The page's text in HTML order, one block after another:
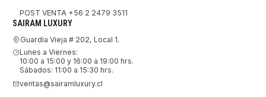
POST VENTA +56 2 2479 3511
SAIRAM LUXURY
Guardia Vieja # 202, Local 1.
Lunes a Viernes:
10:00 a 15:00 y 16:00 a 19:00 hrs.
Sábados: 11:00 a 15:30 hrs.
ventas@sairamluxury.cl